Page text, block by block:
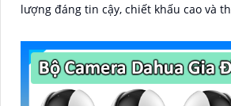
lượng đáng tin cậy, chiết khấu cao và